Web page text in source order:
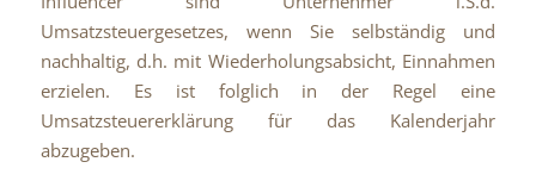
Umsatzsteuergesetzes, wenn Sie selbständig und
nachhaltig, d.h. mit Wiederholungsabsicht, Einnahmen
erzielen. Es ist folglich in der Regel eine
Umsatzsteuererklärung für das Kalenderjahr
abzugeben.